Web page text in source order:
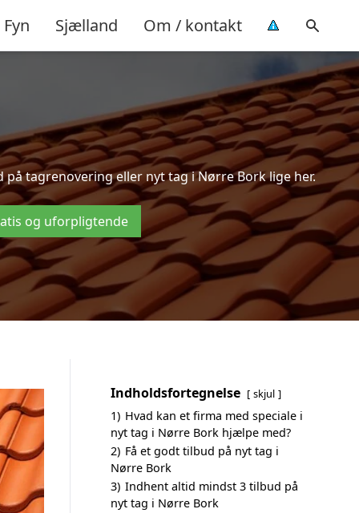
Fyn Sjælland Om / kontakt
tagrenovering eller nyt tag i Nørre Bork lige her.
og uforpligtende
Indholdsfortegnelse skjul
1) Hvad kan et firma med speciale i
nyt tag i Nørre Bork hjælpe med?
2) Få et godt tilbud på nyt tag i
Nørre Bork
3) Indhent altid mindst 3 tilbud på
nyt tag i Nørre Bork